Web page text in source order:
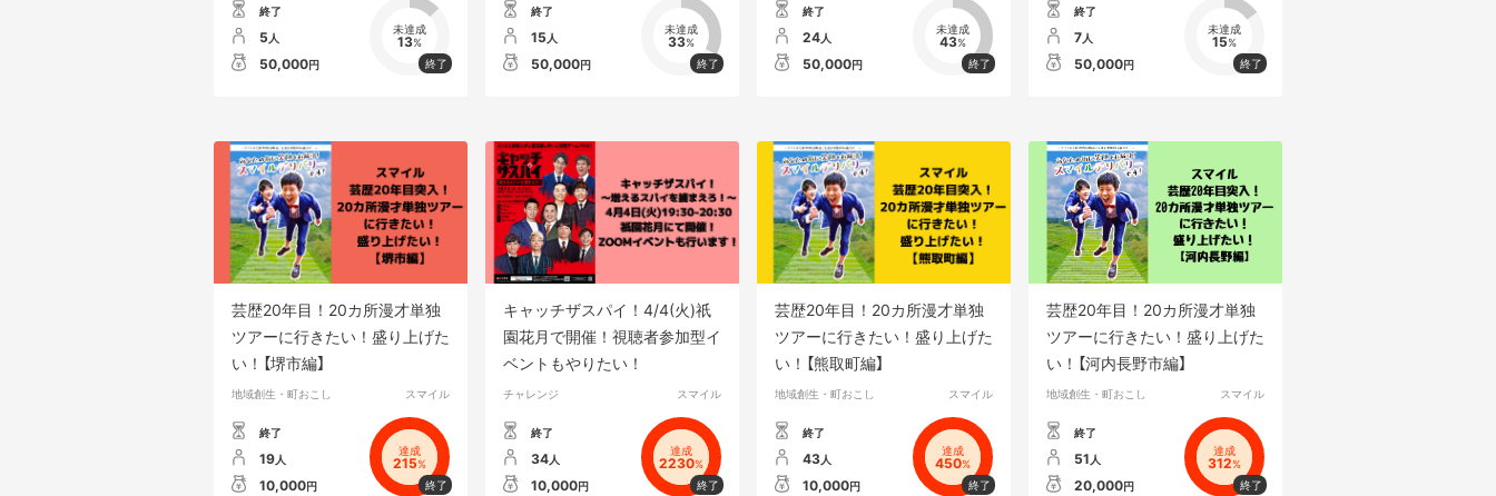
終了
5 人
50,000円
未達成
13%
終了
15 人
50,000円
未達成
33%
終了
24人
50,000円
未達成
43%
終了
7人
50,000円
未達成
15%
芸歴20年目！20カ所漫才単独
ツアーに行きたい！盛り上げた
い！【堺市編】
地域創生・町おこし スマイル
終了
19人
10,000円
達成
215%
キャッチザスパイ！4/4(火)祇
園花月で開催！視聴者参加型イ
ベントもやりたい！
チャレンジ スマイル
終了
34人
10,000円
達成
2230%
芸歴20年目！20カ所漫才単独
ツアーに行きたい！盛り上げた
い！【熊取町編】
地域創生・町おこし スマイル
終了
43人
10,000円
達成
450%
芸歴20年目！20カ所漫才単独
ツアーに行きたい！盛り上げた
い！【河内長野市編】
地域創生・町おこし スマイル
終了
51 人
20,000円
達成
312%